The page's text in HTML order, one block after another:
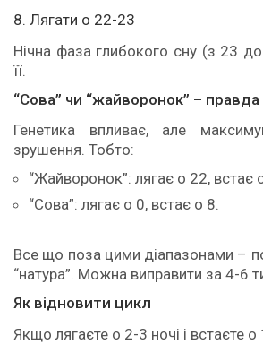
8. Лягати о 22-23
Нічна фаза глибокого сну (з 23
її.
“Сова” чи “жайворонок” – правда
Генетика впливає, але
зрушення. Тобто:
“Жайворонок”: лягає о 22, встає
“Сова”: лягає о 0, встає о 8.
Все що поза цими діапазонами –
“натура”. Можна виправити за 4-6
Як відновити цикл
Якщо лягаєте о 2-3 ночі і встаєте о